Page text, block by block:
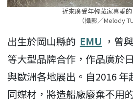
近來廣受年輕藏家喜愛的
（攝影／Melody TU
出生於岡山縣的 EMU ，曾
等大型品牌合作，作品廣於
與歐洲各地展出。自2016 年
同媒材，將造船廠廢棄不用